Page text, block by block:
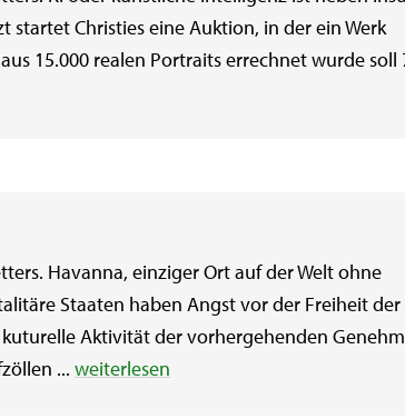
Christies eine Auktion, in der ein Werk
15.000 realen Portraits errechnet wurde soll
Havanna, einziger Ort auf der Welt ohne
Staaten haben Angst vor der Freiheit der
Aktivität der vorhergehenden
... weiterlesen